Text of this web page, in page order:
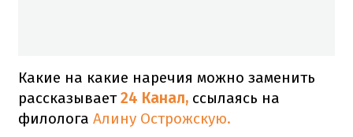
Какие на какие наречия можно заменить
рассказывает24 Канал, ссылаясь на
филолога Алину Острожскую.